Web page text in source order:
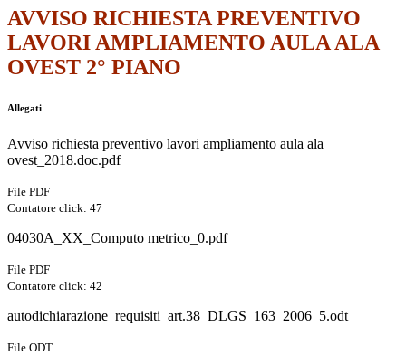
AVVISO RICHIESTA PREVENTIVO
LAVORI AMPLIAMENTO AULA ALA
OVEST 2° PIANO
Allegati
Avviso richiesta preventivo lavori ampliamento aula ala
ovest_2018.doc.pdf
File PDF
Contatore click: 47
04030A_XX_Computo metrico_0.pdf
File PDF
Contatore click: 42
autodichiarazione_requisiti_art.38_DLGS_163_2006_5.odt
File ODT